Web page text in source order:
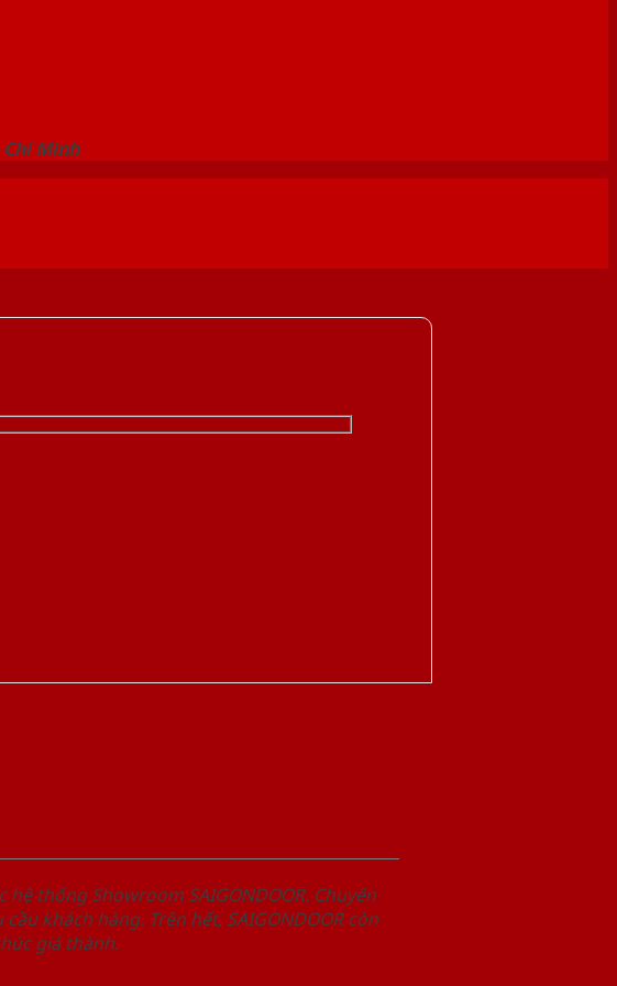
Minh
thống Showroom SAIGONDOOR. Chuyên
khách hàng. Trên hết, SAIGONDOOR còn
giá thành.